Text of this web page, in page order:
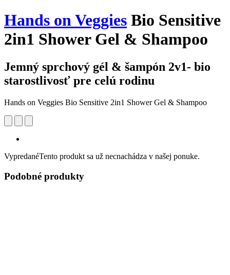
Hands on Veggies Bio Sensitive
2in1 Shower Gel & Shampoo
Jemný sprchový gél & šampón 2v1- bio
starostlivosť pre celú rodinu
Hands on Veggies Bio Sensitive 2in1 Shower Gel & Shampoo
VypredanéTento produkt sa už necnachádza v našej ponuke.
Podobné produkty